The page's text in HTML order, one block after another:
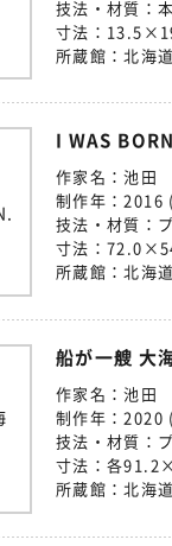
技法・材質：本
寸法：
所蔵館： 北海
I WAS
作家名：池田
制作年：2016
技法・材質：
寸法：
所蔵館：北海
船が一艘 大
作家名：池田
制作年：2020
技法・材質：
寸法： 各
所蔵館：北海